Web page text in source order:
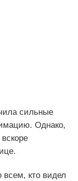
сильные
Однако,
кто видел